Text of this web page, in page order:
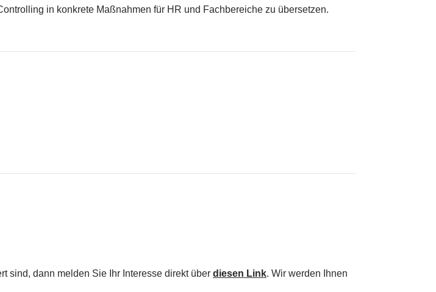
in konkrete Maßnahmen für HR und Fachbereiche zu übersetzen.
sind, dann melden Sie Ihr Interesse direkt über diesen Link. Wir werden Ihnen